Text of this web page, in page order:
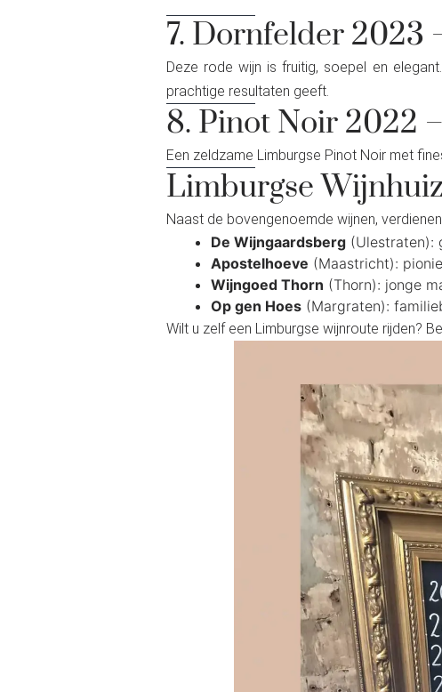
7. Dornfelder 2023
Deze rode wijn is fruitig, soepel en
prachtige resultaten geeft.
8. Pinot Noir 2022
Een zeldzame Limburgse Pinot Noir met
Limburgse
Naast de bovengenoemde wijnen,
De Wijngaardsberg (Ulestraten):
Apostelhoeve (Maastricht):
Wijngoed Thorn (Thorn): jonge
Op gen Hoes (Margraten):
Wilt u zelf een Limburgse wijnroute rijden?